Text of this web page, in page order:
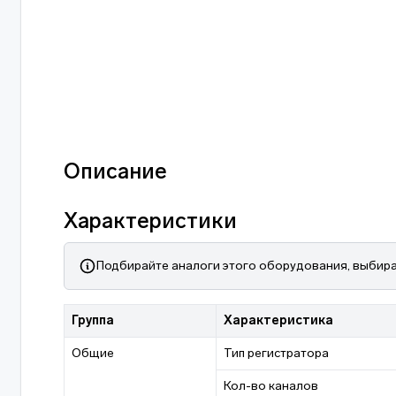
Описание
Характеристики
Подбирайте аналоги этого оборудования,
Группа Характеристика
Общие Тип регистратора
Кол-во каналов